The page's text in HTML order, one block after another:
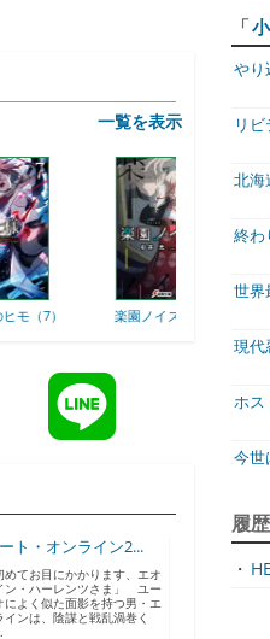
一覧を表示
楽園ノイズ（8）
ト・オンライン2...
めてお目にかかります、エオ
ン・ハーレンツさま」 ユー
によく似た面影を持つ男・エ
インは、陰謀と戦乱渦巻く
「
やり
リ
北海
終わ
世界
現代
ホス
今世
ジュ
天
履歴
・